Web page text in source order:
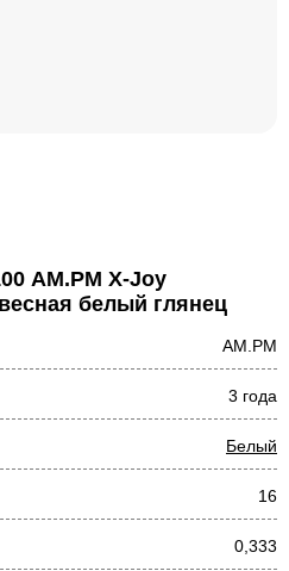
AM.PM X-Joy
белый глянец
AM.PM
3 года
Белый
16
0,333